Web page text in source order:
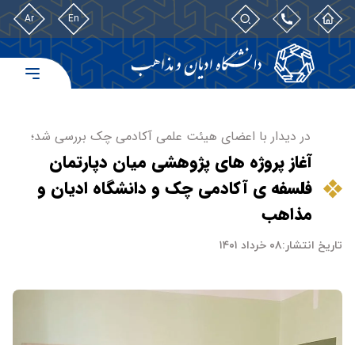
En
Ar
در دیدار با اعضای هیئت علمی آکادمی چک بررسی شد؛
آغاز پروژه های پژوهشی میان دپارتمان
فلسفه ی آکادمی چک و دانشگاه ادیان و
مذاهب
تاریخ انتشار:۰۸ خرداد ۱۴۰۱